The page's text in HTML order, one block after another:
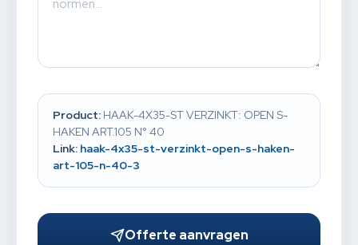
Product: HAAK-4X35-ST VERZINKT: OPEN S-
HAKEN ART.105 N° 40
Link: haak-4x35-st-verzinkt-open-s-haken-
art-105-n-40-3
Offerte aanvragen